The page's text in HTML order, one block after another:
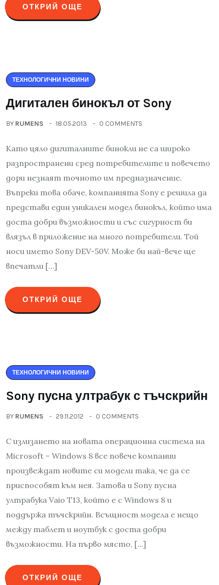
ОТКРИЙ ОЩЕ
ТЕХНОЛОГИЧНИ НОВИНИ
Дигитален бинокъл от Sony
BY RUMENS 18.05.2013 0 COMMENTS
Като цяло дигиталните бинокли не са широко
разпространени сред потребителите и повечето
дори незнаят точното им предназначение.
Въпреки това обаче, компанията Sony е решила да
представи един уникален модел бинокъл, който има
доста добри възможности и със сигурност би
влязъл в приложение на много потребители. Той
носи името Sony DEV-50V. Може би най-вече ще
впечатли […]
ОТКРИЙ ОЩЕ
ТЕХНОЛОГИЧНИ НОВИНИ
Sony пусна ултрабук с тъчскрийн
BY RUMENS 29.11.2012 0 COMMENTS
С излизането на новата операционна система на
Microsoft – Windows 8 все повече компании
произвеждат новите си модели така, че да се
приспособят към нея. Затова и Sony пусна
ултрабука Vaio T13, който е с Windows 8 и
поддържа тъчскрийн. Всъщност модела е нещо
между таблет и ноутбук с доста добри
възможности. На първо място, […]
ОТКРИЙ ОЩЕ